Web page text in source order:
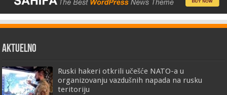
AKTUELNO
Ruski hakeri otkrili učešće NATO-a u
organizovanju vazdušnih napada na rusku
teritoriju